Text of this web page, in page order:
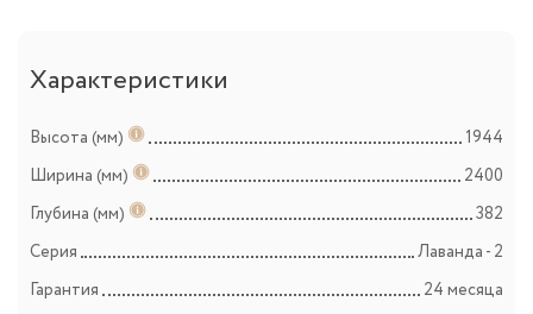
Характеристики
Высота (мм)
1944
Ширина (мм)
2400
Глубина (мм)
382
Серия
Лаванда - 2
Гарантия
24 месяца